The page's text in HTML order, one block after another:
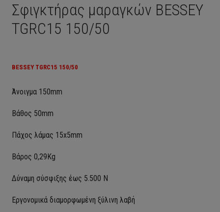
Σφιγκτήρας μαραγκών BESSEY
TGRC15 150/50
BESSEY TGRC15 150/50
Άνοιγμα 150mm
Bάθος 50mm
Πάχος λάμας 15x5mm
Βάρος 0,29Kg
Δύναμη σύσφιξης έως 5.500 Ν
Εργονομικά διαμορφωμένη ξύλινη λαβή